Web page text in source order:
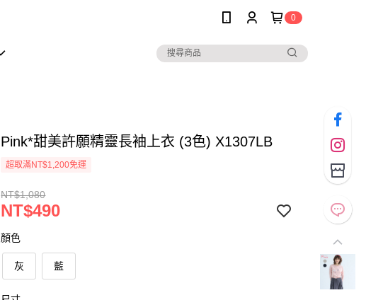
0
Pink*甜美許願精靈長袖上衣 (3色) X1307LB
超取滿NT$1,200免運
NT$1,080
NT$490
顏色
灰 藍